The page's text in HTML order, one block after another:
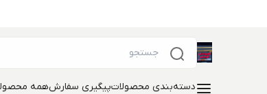
دسته‌بندی محصولاتپیگیری سفارشهمه